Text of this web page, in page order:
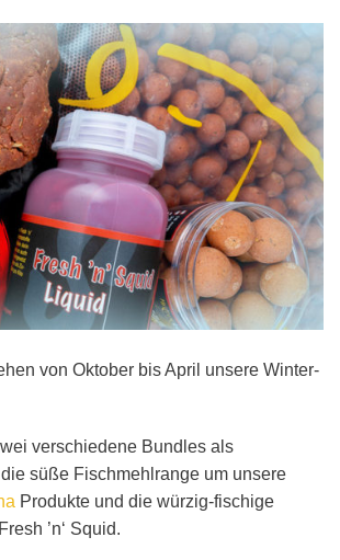
von Oktober bis April unsere Winter-
verschiedene Bundles als
süße Fischmehlrange um unsere
Produkte und die würzig-fischige
’n‘ Squid.